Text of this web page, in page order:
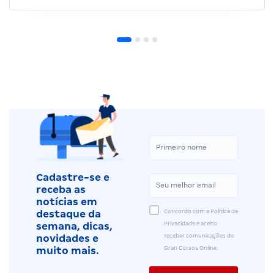
Cadastre-se e
receba as
notícias em
destaque da
semana, dicas,
novidades e
muito mais.
Concordo com a Política de
Privacidade e aceito
receber comunicações do
Gran Cursos Online.